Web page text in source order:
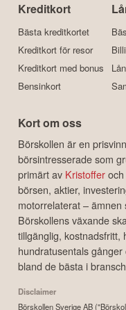
Kreditkort
Bästa kreditkortet
Kreditkort för resor
Kreditkort med bonus
Bensinkort
Kort om oss
Börskollen är en
börsintresserade som
primärt av Kristofferoch
börsen, aktier,
motorrelaterat –
Börskollens växande
tillgänglig,
hundratusentals
bland de bästa i
Disclaimer
Börskollen Sverige AB